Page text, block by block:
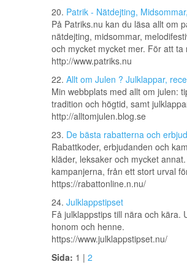
20. Patrik - Nätdejting,
På Patriks.nu kan du läsa allt om
nätdejting, midsommar,
och mycket mycket mer. För att
http://www.patriks.nu
22. Allt om Julen ? Julklappar,
Min webbplats med allt om julen:
tradition och högtid, samt
http://alltomjulen.blog.se
23. De bästa rabatterna och
Rabattkoder, erbjudanden och
kläder, leksaker och mycket
kampanjerna, från ett stort urval
https://rabattonline.n.nu/
24. Julklappstipset
Få julklappstips till nära och kära.
honom och henne.
https://www.julklappstipset.nu/
Sida: 1 | 2